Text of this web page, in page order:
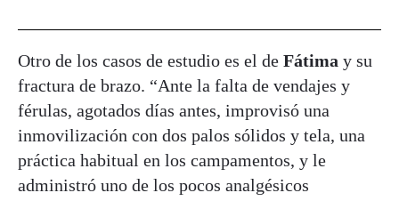
Otro de los casos de estudio es el de Fátima y su
fractura de brazo. “Ante la falta de vendajes y
férulas, agotados días antes, improvisó una
inmovilización con dos palos sólidos y tela, una
práctica habitual en los campamentos, y le
administró uno de los pocos analgésicos